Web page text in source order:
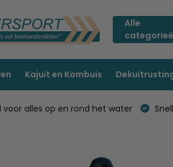
Alle
Kajuit en Kombuis
voor alles op en rond het water